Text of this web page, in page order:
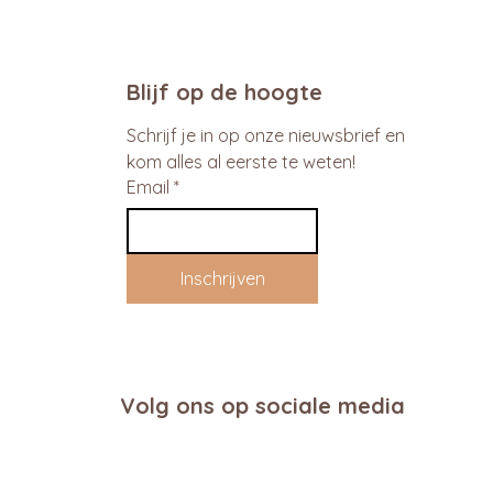
Blijf op de hoogte
Schrijf je in op onze nieuwsbrief en
kom alles al eerste te weten!
Email *
Inschrijven
Volg ons op sociale media